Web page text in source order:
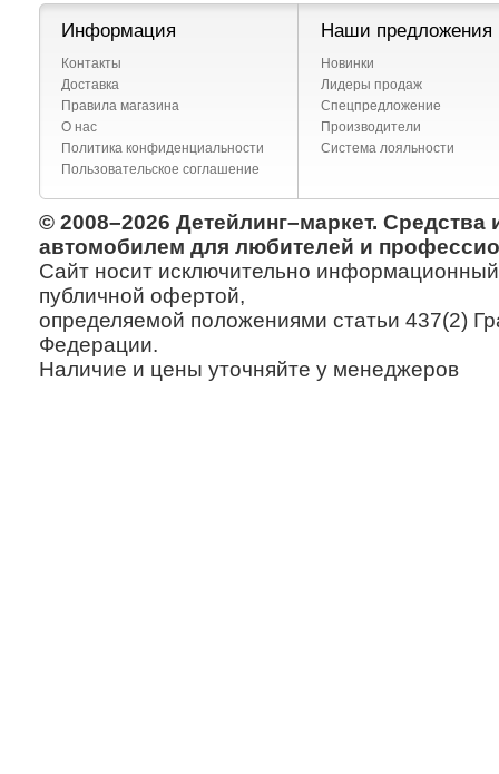
Информация
Контакты
Доставка
Правила магазина
О нас
Политика конфиденциальности
Пользовательское соглашение
Наши предложения
Новинки
Лидеры продаж
Спецпредложение
Производители
Система лояльности
© 2008–2026 Детейлинг–маркет. Средства
автомобилем для любителей и
Сайт носит исключительно информационный
публичной офертой,
определяемой положениями статьи 437(2)
Федерации.
Наличие и цены уточняйте у менеджеров